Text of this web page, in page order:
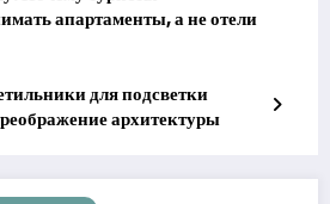
апартаменты, а не отели
для подсветки
архитектуры